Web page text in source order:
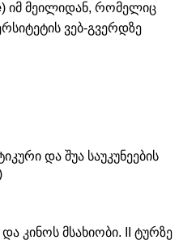
) იმ მეილიდან, რომელიც
ვებ-გვერდზე
და შუა საუკუნეების
კინოს მსახიობი. II ტურზე